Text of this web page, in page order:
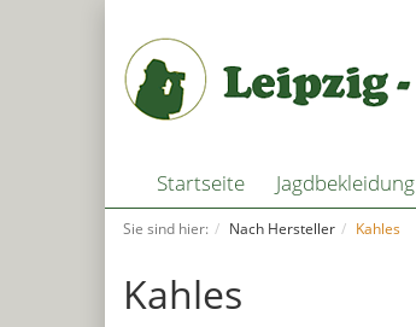
Startseite Jagdbekleidung
Sie sind hier: Nach Hersteller Kahles
Kahles